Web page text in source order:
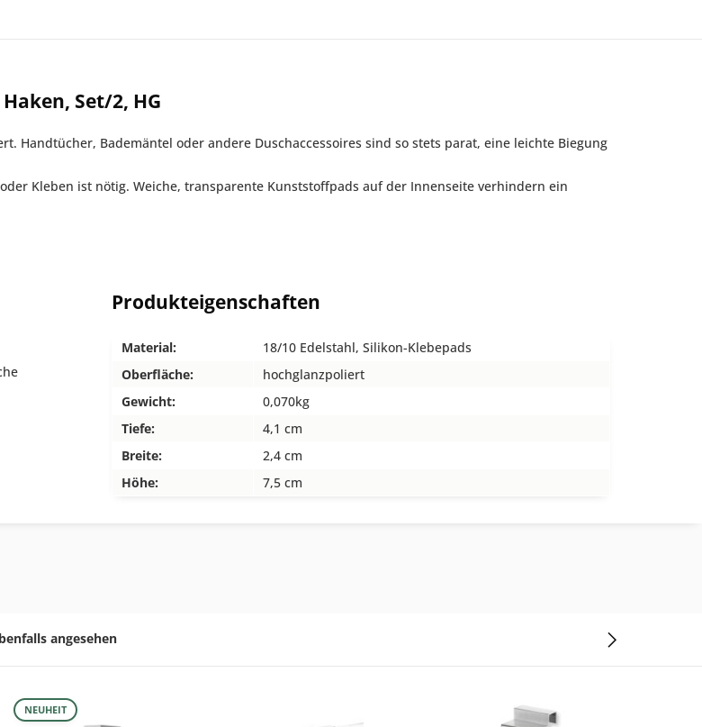
Set/2, HG
Handtücher, Bademäntel oder andere Duschaccessoires sind so stets parat, eine leichte Biegung
Kleben ist nötig. Weiche, transparente Kunststoffpads auf der Innenseite verhindern ein
Produkteigenschaften
Material:
18/10 Edelstahl, Silikon-Klebepads
Oberfläche:
hochglanzpoliert
Gewicht:
0,070kg
Tiefe:
4,1 cm
Breite:
2,4 cm
Höhe:
7,5 cm
angesehen
NEUHEIT